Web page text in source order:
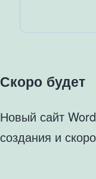
Скоро будет
Новый сайт
создания и